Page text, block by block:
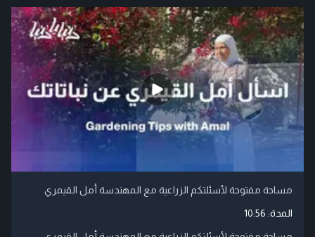
مساحة مفتوحة لأسئلتكم الزراعية مع المهندسة أمل القيمري
المدة: 10:56